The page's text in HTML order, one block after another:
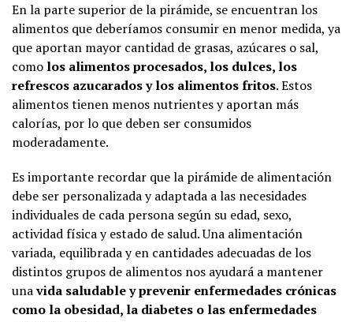
En la parte superior de la pirámide, se encuentran los
alimentos que deberíamos consumir en menor medida, ya
que aportan mayor cantidad de grasas, azúcares o sal,
como los alimentos procesados, los dulces, los
refrescos azucarados y los alimentos fritos. Estos
alimentos tienen menos nutrientes y aportan más
calorías, por lo que deben ser consumidos
moderadamente.
Es importante recordar que la pirámide de alimentación
debe ser personalizada y adaptada a las necesidades
individuales de cada persona según su edad, sexo,
actividad física y estado de salud. Una alimentación
variada, equilibrada y en cantidades adecuadas de los
distintos grupos de alimentos nos ayudará a mantener
unavida saludable y prevenir enfermedades crónicas
como la obesidad, la diabetes o las enfermedades